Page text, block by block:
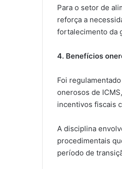
Para o setor de
reforça a
fortalecimento da
4. Benefícios
Foi
onerosos de
incentivos fiscais
A disciplina
procedimentais
período de